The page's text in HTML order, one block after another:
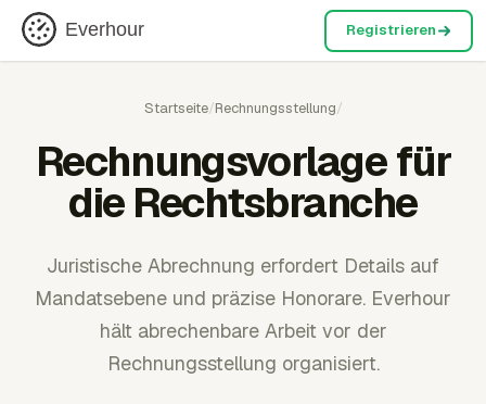
Everhour Registrieren
Startseite/Rechnungsstellung/
Rechnungsvorlage für
die Rechtsbranche
Juristische Abrechnung erfordert Details auf
Mandatsebene und präzise Honorare. Everhour
hält abrechenbare Arbeit vor der
Rechnungsstellung organisiert.